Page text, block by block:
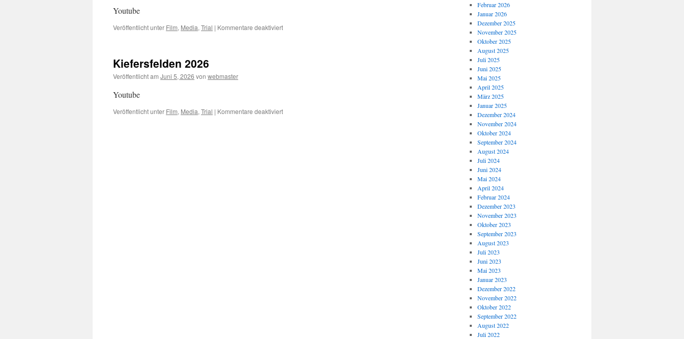
Youtube
Veröffentlicht unter Film, Media, Trial | Kommentare deaktiviertfür
Kiefersfelden 2026
Veröffentlicht am Juni 5, 2026 von webmaster
Youtube
Veröffentlicht unter Film, Media, Trial | Kommentare deaktiviertfür
Februar 2026
Januar 2026
Dezember 2025
November 2025
Oktober 2025
August 2025
Juli 2025
Juni 2025
Mai 2025
April 2025
März 2025
Januar 2025
Dezember 2024
November 2024
Oktober 2024
September 2024
August 2024
Juli 2024
Juni 2024
Mai 2024
April 2024
Februar 2024
Dezember 2023
November 2023
Oktober 2023
September 2023
August 2023
Juli 2023
Juni 2023
Mai 2023
Januar 2023
Dezember 2022
November 2022
Oktober 2022
September 2022
August 2022
Juli 2022